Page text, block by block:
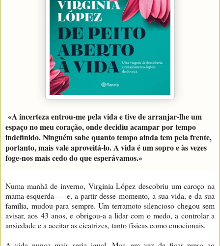
«A incerteza entrou-me pela vida e tive de arranjar-lhe um
espaço no meu coração, onde decidiu acampar por tempo
indefinido. Ninguém sabe quanto tempo ainda tem pela frente,
portanto, mais vale aproveitá-lo. A vida é um sopro e às vezes
foge-nos mais cedo do que esperávamos.»
Numa manhã de inverno, Virginia López descobriu um caroço na
mama esquerda — e, a partir desse momento, a sua vida, e da sua
família, mudou para sempre. Um terramoto silencioso chegou sem
avisar, aos 43 anos, e obrigou-a a lidar com o medo, a controlar a
ansiedade e a aceitar as cicatrizes, tanto físicas como emocionais.